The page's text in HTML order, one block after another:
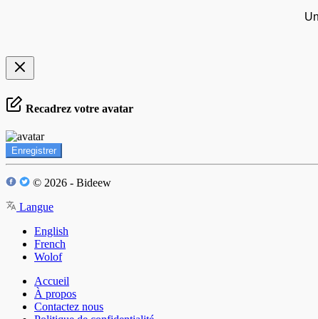
Recadrez votre avatar
Enregistrer
© 2026 - Bideew
Langue
English
French
Wolof
Accueil
À propos
Contactez nous